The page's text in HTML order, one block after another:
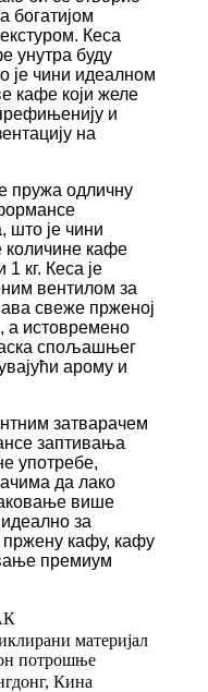
богатијом
Кеса
унутра буду
је чини идеалном
кафе који желе
и
на
пружа одличну
што је чини
количине кафе
1 кг. Кеса је
вентилом за
свеже прженој
а истовремено
спољашњег
арому и
затварачем
заптивања
употребе,
да лако
више
за
пржену кафу, кафу
премиум
материјал
потрошње
Кина